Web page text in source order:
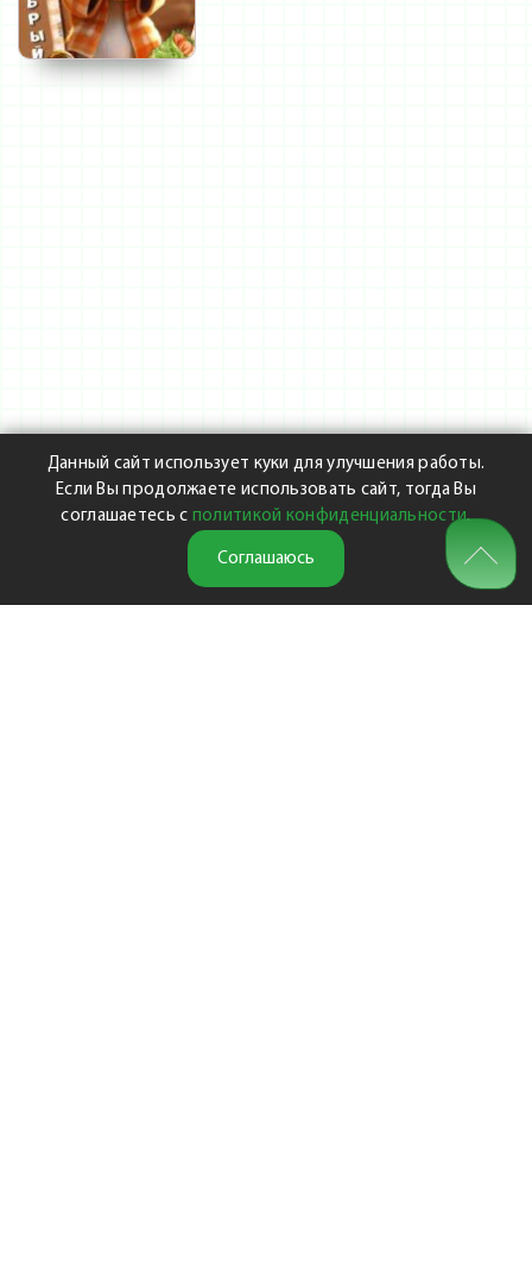
Данный сайт использует куки для улучшения работы.
Если Вы продолжаете использовать сайт, тогда Вы
соглашаетесь с политикой конфиденциальности.
Соглашаюсь